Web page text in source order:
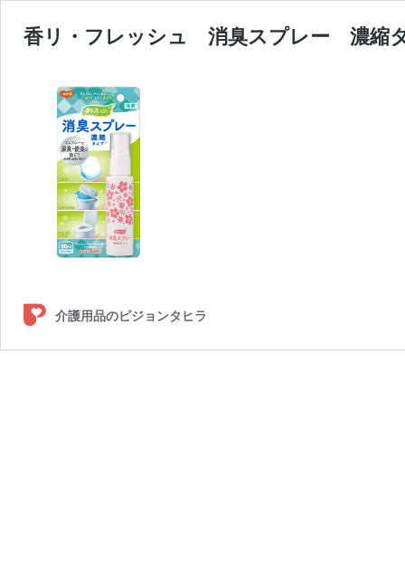
香リ・フレッシュ 消臭スプレー 濃縮
介護用品のピジョンタヒラ